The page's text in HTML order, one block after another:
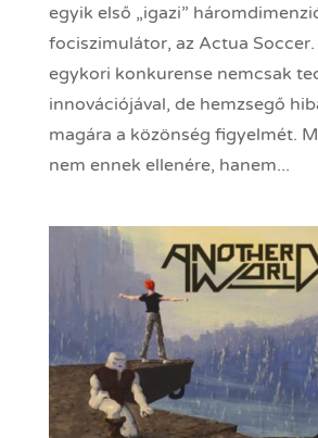
egyik első „igazi”
fociszimulátor, az Actua Soccer.
egykori konkurense nemcsak
innovációjával, de hemzsegő
magára a közönség figyelmét.
nem ennek ellenére, hanem...